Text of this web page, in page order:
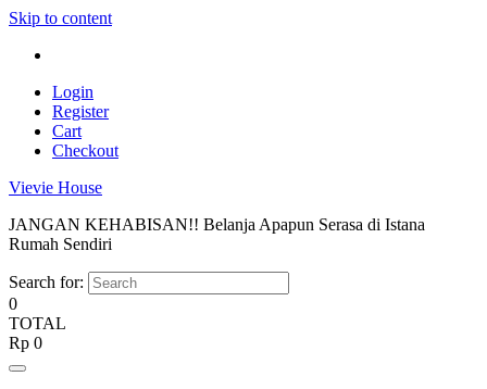
Skip to content
Login
Register
Cart
Checkout
Vievie House
JANGAN KEHABISAN!! Belanja Apapun Serasa di Istana
Rumah Sendiri
Search for:
0
TOTAL
Rp 0